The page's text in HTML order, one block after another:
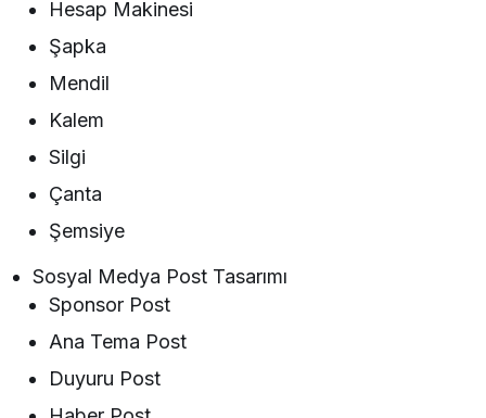
Hesap Makinesi
Şapka
Mendil
Kalem
Silgi
Çanta
Şemsiye
Sosyal Medya Post Tasarımı
Sponsor Post
Ana Tema Post
Duyuru Post